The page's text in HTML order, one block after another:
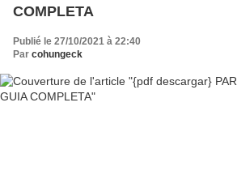
COMPLETA
Publié le 27/10/2021 à 22:40
Par cohungeck